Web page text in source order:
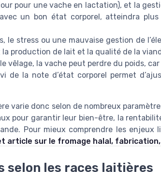
pour une vache en lactation), et la
un bon état corporel, atteindra
le stress ou une mauvaise gestion de
production de lait et la qualité de la
vêlage, la vache peut perdre du poids,
de la note d’état corporel permet
varie donc selon de nombreux
pour garantir leur bien-être, la
Pour mieux comprendre les enjeux
article sur le fromage halal,
selon les races laitières